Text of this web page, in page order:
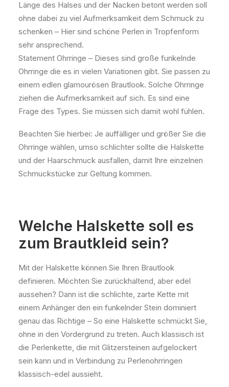
Länge des Halses und der Nacken betont werden soll
ohne dabei zu viel Aufmerksamkeit dem Schmuck zu
schenken – Hier sind schöne Perlen in Tropfenform
sehr ansprechend.
Statement Ohrringe – Dieses sind große funkelnde
Ohrringe die es in vielen Variationen gibt. Sie passen zu
einem edlen glamourösen Brautlook. Solche Ohrringe
ziehen die Aufmerksamkeit auf sich. Es sind eine
Frage des Types. Sie müssen sich damit wohl fühlen.
Beachten Sie hierbei: Je auffälliger und größer Sie die
Ohrringe wählen, umso schlichter sollte die Halskette
und der Haarschmuck ausfallen, damit Ihre einzelnen
Schmuckstücke zur Geltung kommen.
Welche Halskette soll es
zum Brautkleid sein?
Mit der Halskette können Sie Ihren Brautlook
definieren. Möchten Sie zurückhaltend, aber edel
aussehen? Dann ist die schlichte, zarte Kette mit
einem Anhänger den ein funkelnder Stein dominiert
genau das Richtige – So eine Halskette schmückt Sie,
ohne in den Vordergrund zu treten. Auch klassisch ist
die Perlenkette, die mit Glitzersteinen aufgelockert
sein kann und in Verbindung zu Perlenohrringen
klassisch-edel aussieht.